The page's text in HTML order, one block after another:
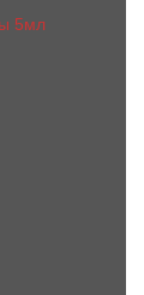
5мл